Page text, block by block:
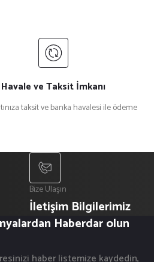
Havale ve Taksit İmkanı
taksit ve banka havalesi ile ödeme
Bize Ulaşın
İletişim Bilgilerimiz
Haberdar olun
haber listemize kaydedin,